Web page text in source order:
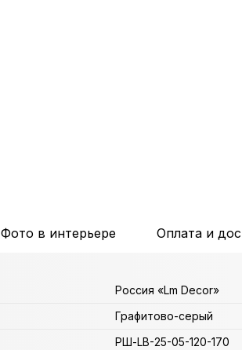
Фото в интерьере Оплата и
Россия «Lm Decor»
Графитово-серый
РШ-LB-25-05-120-170